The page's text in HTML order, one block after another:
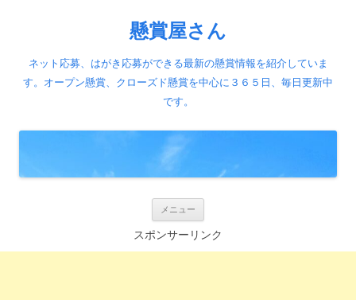
懸賞屋さん
ネット応募、はがき応募ができる最新の懸賞情報を紹介していま
す。オープン懸賞、クローズド懸賞を中心に３６５日、毎日更新中
です。
メニュー
ン
ツ
スポンサーリンク